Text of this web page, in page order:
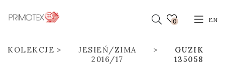
0 EN
KOLEKCJE
JESIEŃ/ZIMA
2016/17
GUZIK
135058